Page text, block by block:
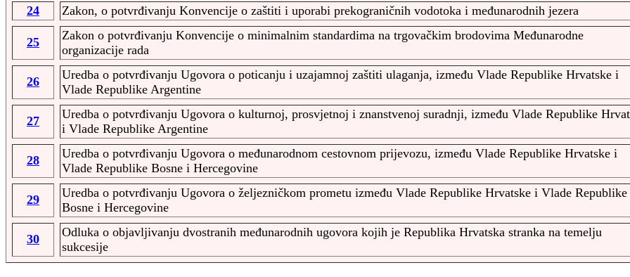
24 Zakon, o potvrđivanju Konvencije o zaštiti i uporabi prekograničnih vodotoka i međunarodnih jezera
25
Zakon o potvrđivanju Konvencije o minimalnim standardima na trgovačkim brodovima Međunarodne
organizacije rada
26
Uredba o potvrđivanju Ugovora o poticanju i uzajamnoj zaštiti ulaganja, između Vlade Republike Hrvatske i
Vlade Republike Argentine
27
Uredba o potvrđivanju Ugovora o kulturnoj, prosvjetnoj i znanstvenoj suradnji, između Vlade Republike
i Vlade Republike Argentine
28
Uredba o potvrđivanju Ugovora o međunarodnom cestovnom prijevozu, između Vlade Republike Hrvatske i
Vlade Republike Bosne i Hercegovine
29
Uredba o potvrđivanju Ugovora o željezničkom prometu između Vlade Republike Hrvatske i Vlade Republike
Bosne i Hercegovine
30
Odluka o objavljivanju dvostranih međunarodnih ugovora kojih je Republika Hrvatska stranka na temelju
sukcesije